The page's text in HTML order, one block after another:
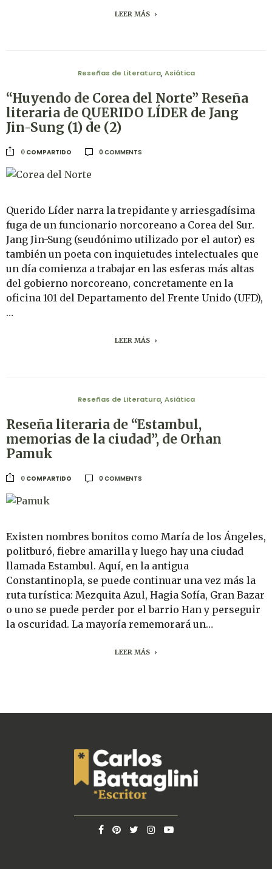
LEER MÁS
Reseñas de Literatura, Asiática
“Huyendo de Corea del Norte” Reseña
literaria de QUERIDO LÍDER de Jang
Jin-Sung (1) de (2)
0 COMPARTIDO 0 COMMENTS
Querido Líder narra la trepidante y arriesgadísima
fuga de un funcionario norcoreano a Corea del Sur.
Jang Jin-Sung (seudónimo utilizado por el autor) es
también un poeta con inquietudes intelectuales que
un día comienza a trabajar en las esferas más altas
del gobierno norcoreano, concretamente en la
oficina 101 del Departamento del Frente Unido (UFD),
…
LEER MÁS
Reseñas de Literatura, Asiática
Reseña literaria de “Estambul,
memorias de la ciudad”, de Orhan
Pamuk
0 COMPARTIDO 0 COMMENTS
Existen nombres bonitos como María de los Ángeles,
politburó, fiebre amarilla y luego hay una ciudad
llamada Estambul. Aquí, en la antigua
Constantinopla, se puede continuar una vez más la
ruta turística: Mezquita Azul, Hagia Sofía, Gran Bazar
o uno se puede perder por el barrio Han y perseguir
la oscuridad. La mayoría rememorará un…
LEER MÁS